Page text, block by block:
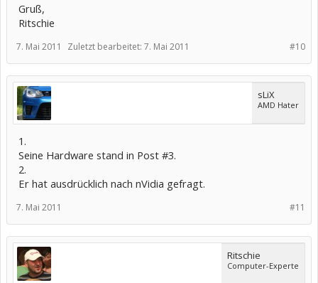
Gruß,
Ritschie
#10
7. Mai 2011 Zuletzt bearbeitet: 7. Mai 2011
sLiX
AMD Hater
1.
Seine Hardware stand in Post #3.
2.
Er hat ausdrücklich nach nVidia gefragt.
#11
7. Mai 2011
Ritschie
Computer-Experte